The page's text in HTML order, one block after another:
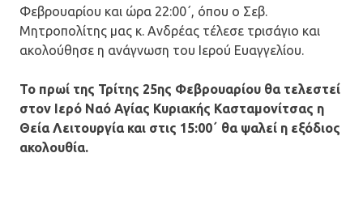
Φεβρουαρίου και ώρα 22:00΄, όπου ο Σεβ.
Μητροπολίτης μας κ. Ανδρέας τέλεσε τρισάγιο και
ακολούθησε η ανάγνωση του Ιερού Ευαγγελίου.
Το πρωί της Τρίτης 25ης Φεβρουαρίου θα τελεστεί
στον Ιερό Ναό Αγίας Κυριακής Κασταμονίτσας η
Θεία Λειτουργία και στις 15:00΄ θα ψαλεί η εξόδιος
ακολουθία.